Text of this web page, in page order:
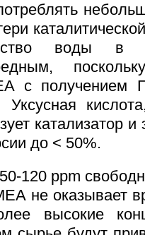
воды в
с получением
Уксусная
катализатор
до < 50%.
120 ppm
не оказывает
высокие